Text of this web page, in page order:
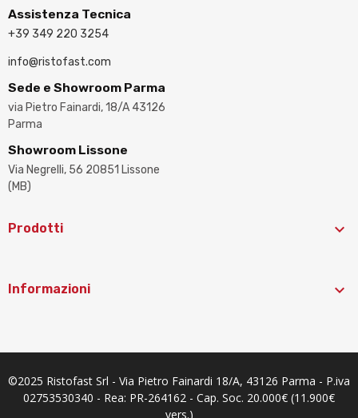
Assistenza Tecnica
+39 349 220 3254
info@ristofast.com
Sede e Showroom Parma
via Pietro Fainardi, 18/A 43126
Parma
Showroom Lissone
Via Negrelli, 56 20851 Lissone
(MB)
Prodotti 
Informazioni 
©2025 Ristofast Srl - Via Pietro Fainardi 18/A, 43126 Parma - P.iva
02753530340 - Rea: PR-264162 - Cap. Soc. 20.000€ (11.900€
vers.)